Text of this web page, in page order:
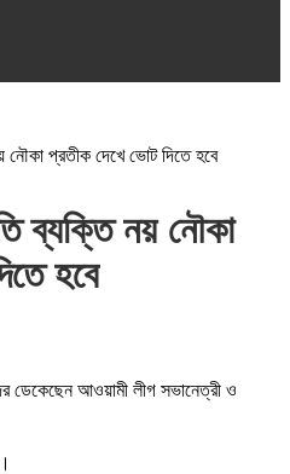
নৌকা প্রতীক দেখে ভোট দিতে হবে
ব্যক্তি নয় নৌকা
হবে
ডেকেছেন আওয়ামী লীগ সভানেত্রী ও